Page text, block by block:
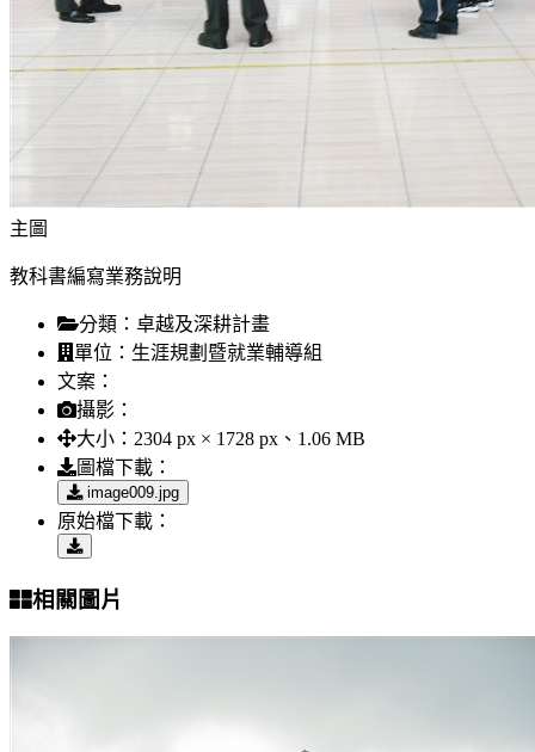
主圖
教科書編寫業務說明
分類： 卓越及深耕計畫
單位： 生涯規劃暨就業輔導組
文案：
攝影：
大小： 2304 px × 1728 px、1.06 MB
圖檔下載：
image009.jpg
原始檔下載：
相關圖片